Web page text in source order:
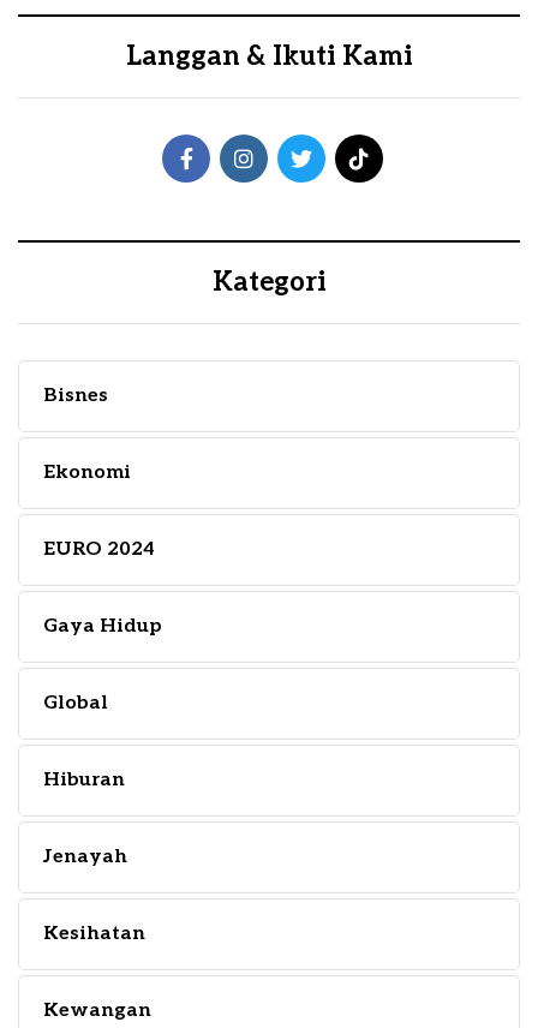
Langgan & Ikuti Kami
Kategori
Bisnes
Ekonomi
EURO 2024
Gaya Hidup
Global
Hiburan
Jenayah
Kesihatan
Kewangan